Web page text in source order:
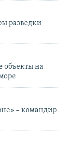
разведки
объекты на
– командир